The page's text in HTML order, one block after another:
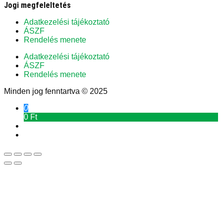
Jogi megfeleltetés
Adatkezelési tájékoztató
ÁSZF
Rendelés menete
Adatkezelési tájékoztató
ÁSZF
Rendelés menete
Minden jog fenntartva © 2025
0
0 Ft